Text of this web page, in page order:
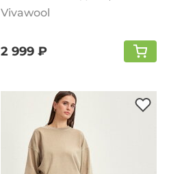
Vivawool
2 999 ₽